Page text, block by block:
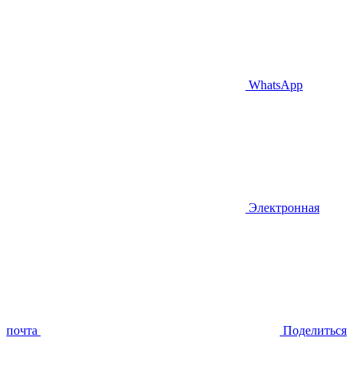
WhatsApp
Электронная
почта Поделиться